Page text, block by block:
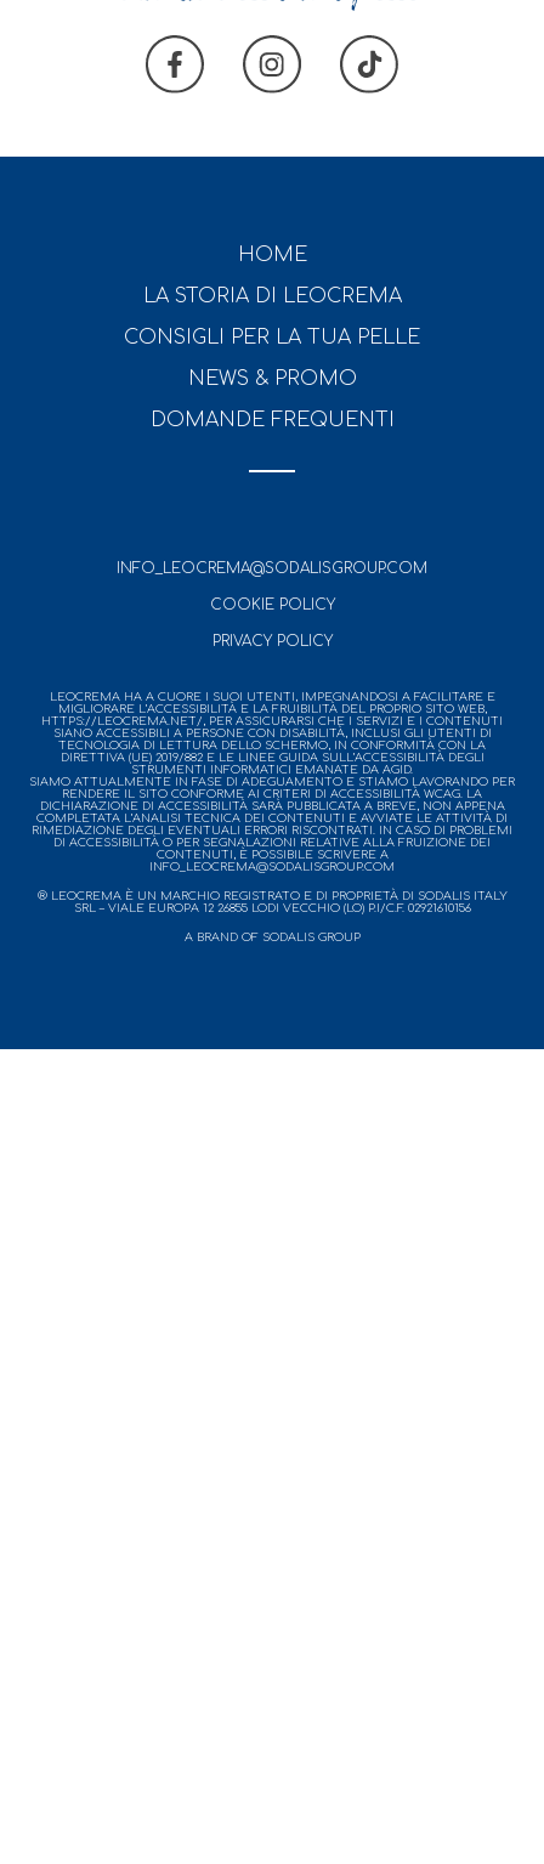
HOME
LA STORIA DI LEOCREMA
CONSIGLI PER LA TUA PELLE
NEWS & PROMO
DOMANDE FREQUENTI
INFO_LEOCREMA@SODALISGROUP.COM
COOKIE POLICY
PRIVACY POLICY
LEOCREMA HA A CUORE I SUOI UTENTI, IMPEGNANDOSI A FACILITARE E
MIGLIORARE L’ACCESSIBILITÀ E LA FRUIBILITÀ DEL PROPRIO SITO WEB,
HTTPS://LEOCREMA.NET/, PER ASSICURARSI CHE I SERVIZI E I CONTENUTI
SIANO ACCESSIBILI A PERSONE CON DISABILITÀ, INCLUSI GLI UTENTI DI
TECNOLOGIA DI LETTURA DELLO SCHERMO, IN CONFORMITÀ CON LA
DIRETTIVA (UE) 2019/882 E LE LINEE GUIDA SULL’ACCESSIBILITÀ DEGLI
STRUMENTI INFORMATICI EMANATE DA AGID.
SIAMO ATTUALMENTE IN FASE DI ADEGUAMENTO E STIAMO LAVORANDO PER
RENDERE IL SITO CONFORME AI CRITERI DI ACCESSIBILITÀ WCAG. LA
DICHIARAZIONE DI ACCESSIBILITÀ SARÀ PUBBLICATA A BREVE, NON APPENA
COMPLETATA L’ANALISI TECNICA DEI CONTENUTI E AVVIATE LE ATTIVITÀ DI
RIMEDIAZIONE DEGLI EVENTUALI ERRORI RISCONTRATI. IN CASO DI PROBLEMI
DI ACCESSIBILITÀ O PER SEGNALAZIONI RELATIVE ALLA FRUIZIONE DEI
CONTENUTI, È POSSIBILE SCRIVERE A
INFO_LEOCREMA@SODALISGROUP.COM
® LEOCREMA È UN MARCHIO REGISTRATO E DI PROPRIETÀ DI SODALIS ITALY
SRL – VIALE EUROPA 12 26855 LODI VECCHIO (LO) P.I/C.F. 02921610156
A BRAND OF SODALIS GROUP